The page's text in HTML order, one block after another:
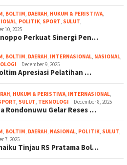
, BOLTIM, DAERAH, HUKUM & PERISTIWA,
, POLITIK, SPORT, SULUT,
10, 2025
Perkuat Sinergi Pen…
, BOLTIM, DAERAH, INTERNASIONAL, NASIONAL,
December 9, 2025
Apresiasi Pelatihan …
, HUKUM & PERISTIWA, INTERNASIONAL,
, SULUT, TEKNOLOGI December 8, 2025
Rondonuwu Gelar Reses …
, BOLTIM, DAERAH, NASIONAL, POLITIK, SULUT,
7, 2025
Tinjau RS Pratama Bol…